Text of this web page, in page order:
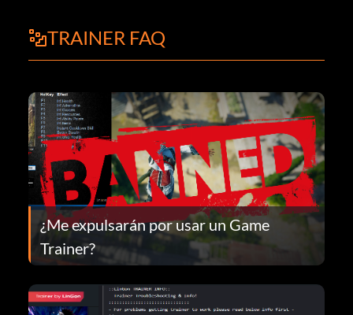
TRAINER FAQ
¿Me expulsarán por usar un Game
Trainer?